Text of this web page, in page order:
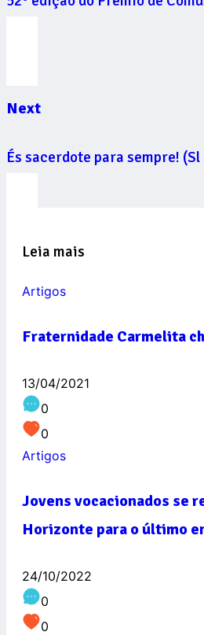
Next
És sacerdote para sempre! (Sl
Leia mais
Artigos
Fraternidade Carmelita
13/04/2021
0
0
Artigos
Jovens vocacionados se
Horizonte para o último
24/10/2022
0
0